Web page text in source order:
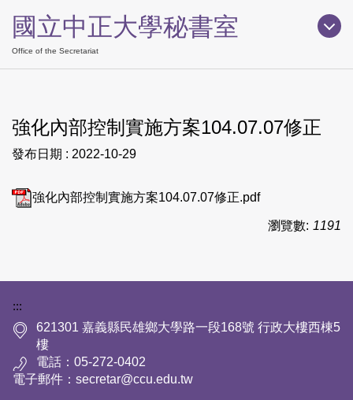
到
主
要
區
國立中正大學秘書室
Office of the Secretariat
強化內部控制實施方案104.07.07修正
發布日期 : 2022-10-29
強化內部控制實施方案104.07.07修正.pdf
瀏覽數: 1191
:::
621301 嘉義縣民雄鄉大學路一段168號 行政大樓西棟5
樓
電話：05-272-0402
電子郵件：secretar@ccu.edu.tw